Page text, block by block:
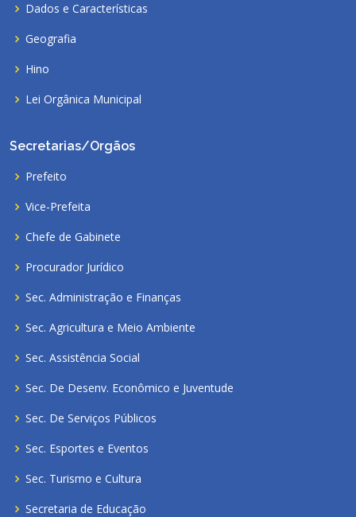
Dados e Características
Geografia
Hino
Lei Orgânica Municipal
Secretarias/Orgãos
Prefeito
Vice-Prefeita
Chefe de Gabinete
Procurador Jurídico
Sec. Administração e Finanças
Sec. Agricultura e Meio Ambiente
Sec. Assistência Social
Sec. De Desenv. Econômico e Juventude
Sec. De Serviços Públicos
Sec. Esportes e Eventos
Sec. Turismo e Cultura
Secretaria de Educação